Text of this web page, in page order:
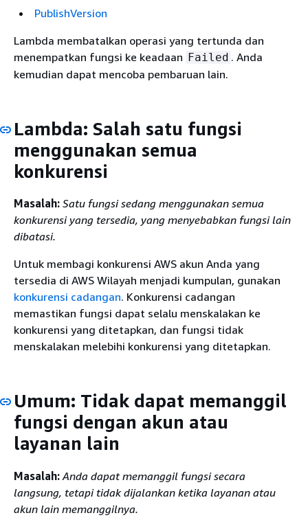
PublishVersion
Lambda membatalkan operasi yang tertunda dan
menempatkan fungsi ke keadaan Failed . Anda
kemudian dapat mencoba pembaruan lain.
Lambda: Salah satu fungsi
menggunakan semua
konkurensi
Masalah: Satu fungsi sedang menggunakan semua
konkurensi yang tersedia, yang menyebabkan fungsi lain
dibatasi.
Untuk membagi konkurensi AWS akun Anda yang
tersedia di AWS Wilayah menjadi kumpulan, gunakan
konkurensi cadangan. Konkurensi cadangan
memastikan fungsi dapat selalu menskalakan ke
konkurensi yang ditetapkan, dan fungsi tidak
menskalakan melebihi konkurensi yang ditetapkan.
Umum: Tidak dapat memanggil
fungsi dengan akun atau
layanan lain
Masalah: Anda dapat memanggil fungsi secara
langsung, tetapi tidak dijalankan ketika layanan atau
akun lain memanggilnya.